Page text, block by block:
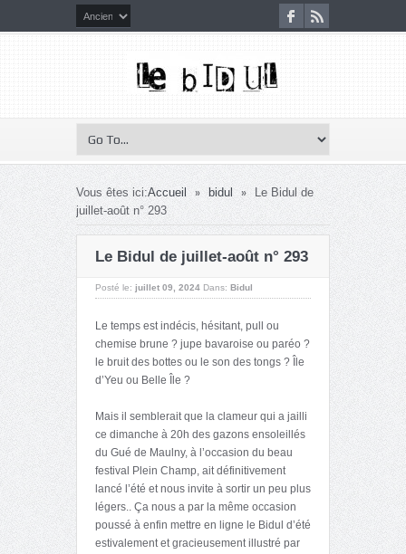
Vous êtes ici:Accueil » bidul »
Le Bidul de
juillet-août n° 293
Le Bidul de juillet-août n° 293
Posté le: juillet 09, 2024 Dans: Bidul
Le temps est indécis, hésitant, pull ou
chemise brune ? jupe bavaroise ou paréo ?
le bruit des bottes ou le son des tongs ? Île
d’Yeu ou Belle Île ?
Mais il semblerait que la clameur qui a jailli
ce dimanche à 20h des gazons ensoleillés
du Gué de Maulny, à l’occasion du beau
festival Plein Champ, ait définitivement
lancé l’été et nous invite à sortir un peu plus
légers.. Ça nous a par la même occasion
poussé à enfin mettre en ligne le Bidul d’été
estivalement et gracieusement illustré par